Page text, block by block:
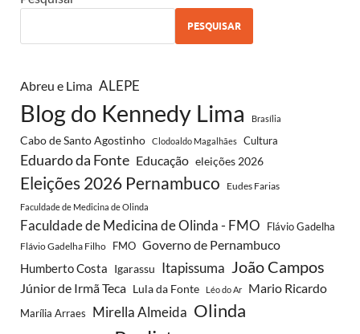
PESQUISAR
Abreu e Lima ALEPE
Blog do Kennedy Lima Brasília
Cabo de Santo Agostinho Clodoaldo Magalhães Cultura
Eduardo da Fonte Educação eleições 2026
Eleições 2026 Pernambuco Eudes Farias
Faculdade de Medicina de Olinda
Faculdade de Medicina de Olinda - FMO Flávio Gadelha
Flávio Gadelha Filho FMO Governo de Pernambuco
Humberto Costa Igarassu Itapissuma João Campos
Júnior de Irmã Teca Lula da Fonte Léo do Ar Mario Ricardo
Marília Arraes Mirella Almeida Olinda